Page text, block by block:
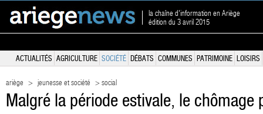
la chaîne d'information en Ariège
édition du 3 avril 2015
ACTUALITÉS AGRICULTURE SOCIÉTÉ DÉBATS COMMUNES PATRIMOINE LOISIRS
ariège > jeunesse et société > social
Malgré la période estivale, le chômage